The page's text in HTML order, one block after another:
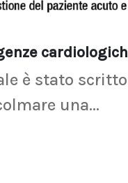
è stato
una...